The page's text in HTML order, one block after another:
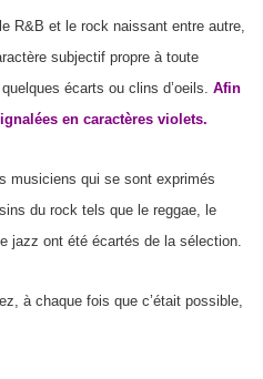
R&B et le rock naissant entre autre,
subjectif propre à toute
écarts ou clins d’oeils. Afin
en caractères violets.
musiciens qui se sont exprimés
du rock tels que le reggae, le
jazz ont été écartés de la sélection.
à chaque fois que c’était possible,